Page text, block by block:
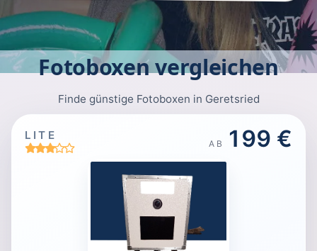
Fotoboxen vergleichen
Finde günstige Fotoboxen in Geretsried
LITE
AB 199 €